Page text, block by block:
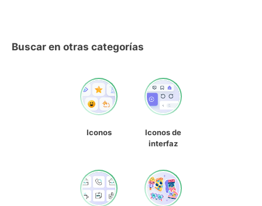
Buscar en otras categorías
Iconos
Iconos de
interfaz